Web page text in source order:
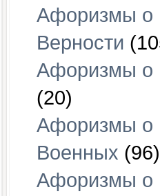
Афоризмы о
Верности
Афоризмы о
(20)
Афоризмы о
Военных (96)
Афоризмы о